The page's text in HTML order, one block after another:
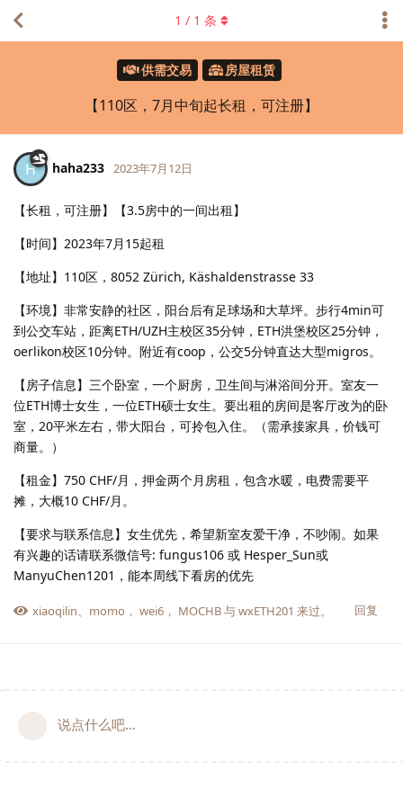
供需交易 房屋租赁
【110区，7月中旬起长租，可注册】
1 / 1 条
H haha233 2023年7月12日
【长租，可注册】【3.5房中的一间出租】
【时间】2023年7月15起租
【地址】110区，8052 Zürich, Käshaldenstrasse 33
【环境】非常安静的社区，阳台后有足球场和大草坪。步行4min可
到公交车站，距离ETH/UZH主校区35分钟，ETH洪堡校区25分钟，
oerlikon校区10分钟。附近有coop，公交5分钟直达大型migros。
【房子信息】三个卧室，一个厨房，卫生间与淋浴间分开。室友一
位ETH博士女生，一位ETH硕士女生。要出租的房间是客厅改为的卧
室，20平米左右，带大阳台，可拎包入住。（需承接家具，价钱可
商量。）
【租金】750 CHF/月，押金两个月房租，包含水暖，电费需要平
摊，大概10 CHF/月。
【要求与联系信息】女生优先，希望新室友爱干净，不吵闹。如果
有兴趣的话请联系微信号: fungus106 或 Hesper_Sun或
ManyuChen1201，能本周线下看房的优先
回复
xiaoqilin、 momo ， wei6 ， MOCHB与wxETH201 来过。
说点什么吧...